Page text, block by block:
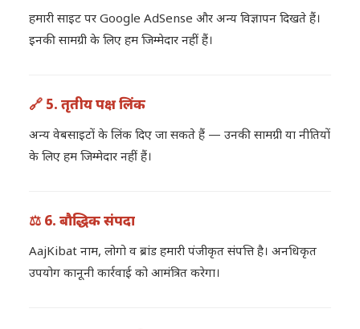
हमारी साइट पर Google AdSense और अन्य विज्ञापन दिखते हैं।
इनकी सामग्री के लिए हम जिम्मेदार नहीं हैं।
🔗 5. तृतीय पक्ष लिंक
अन्य वेबसाइटों के लिंक दिए जा सकते हैं — उनकी सामग्री या नीतियों
के लिए हम जिम्मेदार नहीं हैं।
⚖️ 6. बौद्धिक संपदा
AajKibat नाम, लोगो व ब्रांड हमारी पंजीकृत संपत्ति है। अनधिकृत
उपयोग कानूनी कार्रवाई को आमंत्रित करेगा।